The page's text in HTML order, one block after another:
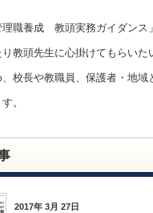
理職養成 教頭実務ガイダンス
り教頭先生に心掛けてもらい
校長や教職員、保護者・地
。
2017年 3月 27日